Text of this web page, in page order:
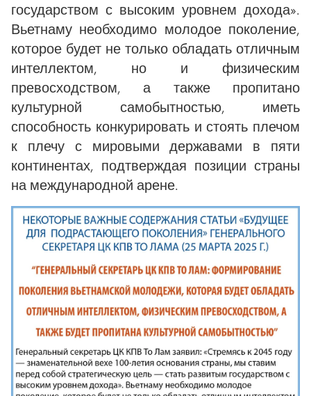
государством с высоким уровнем дохода».
Вьетнаму необходимо молодое поколение,
которое будет не только обладать отличным
интеллектом, но и физическим
превосходством, а также пропитано
культурной самобытностью, иметь
способность конкурировать и стоять плечом
к плечу с мировыми державами в пяти
континентах, подтверждая позиции страны
на международной арене.